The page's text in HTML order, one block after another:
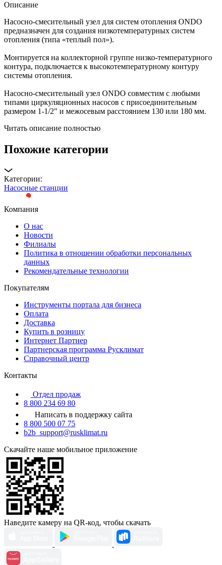
Описание
Насосно-смесительный узел для систем отопления ONDO
предназначен для создания низкотемпературных систем
отопления (типа «теплый пол»).
Монтируется на коллекторной группе низко-температурного
контура, подключается к высокотемпературному контуру
системы отопления.
Насосно-смесительный узел ONDO совместим с любыми
типами циркуляционных насосов с присоединительным
размером 1-1/2" и межосевым расстоянием 130 или 180 мм.
Читать описание полностью
Похожие категории
Категории:
Насосные станции
Компания
О нас
Новости
Филиалы
Политика в отношении обработки персональных
данных
Рекомендательные технологии
Покупателям
Инструменты портала для бизнеса
Оплата
Доставка
Купить в розницу
Интернет Партнер
Партнерская программа Русклимат
Справочный центр
Контакты
Отдел продаж
8 800 234 69 80
Написать в поддержку сайта
8 800 500 07 75
b2b_support@rusklimat.ru
Скачайте наше мобильное приложение
Наведите камеру на QR-код, чтобы скачать